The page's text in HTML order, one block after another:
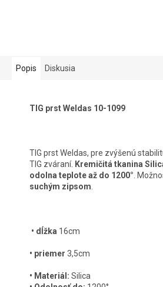
Popis Diskusia
TIG prst Weldas 10-1099
TIG prst Weldas, pre zvýšenú
TIG zváraní. Kremičitá tkanina
odolna teplote až do 1200° .
suchým zipsom
• dĺžka 16cm
• priemer 3,5cm
• Materiál: Silica